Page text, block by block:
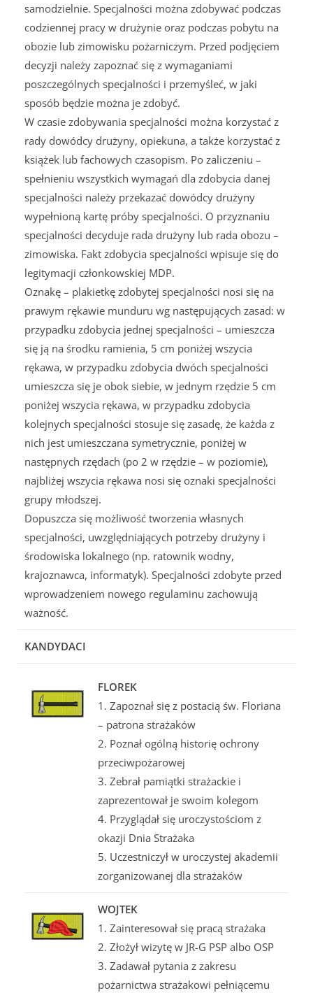
samodzielnie. Specjalności można zdobywać podczas
codziennej pracy w drużynie oraz podczas pobytu na
obozie lub zimowisku pożarniczym. Przed podjęciem
decyzji należy zapoznać się z wymaganiami
poszczególnych specjalności i przemyśleć, w jaki
sposób będzie można je zdobyć.
W czasie zdobywania specjalności można korzystać z
rady dowódcy drużyny, opiekuna, a także korzystać z
książek lub fachowych czasopism. Po zaliczeniu –
spełnieniu wszystkich wymagań dla zdobycia danej
specjalności należy przekazać dowódcy drużyny
wypełnioną kartę próby specjalności. O przyznaniu
specjalności decyduje rada drużyny lub rada obozu –
zimowiska. Fakt zdobycia specjalności wpisuje się do
legitymacji członkowskiej MDP.
Oznakę – plakietkę zdobytej specjalności nosi się na
prawym rękawie munduru wg następujących zasad: w
przypadku zdobycia jednej specjalności – umieszcza
się ją na środku ramienia, 5 cm poniżej wszycia
rękawa, w przypadku zdobycia dwóch specjalności
umieszcza się je obok siebie, w jednym rzędzie 5 cm
poniżej wszycia rękawa, w przypadku zdobycia
kolejnych specjalności stosuje się zasadę, że każda z
nich jest umieszczana symetrycznie, poniżej w
następnych rzędach (po 2 w rzędzie – w poziomie),
najbliżej wszycia rękawa nosi się oznaki specjalności
grupy młodszej.
Dopuszcza się możliwość tworzenia własnych
specjalności, uwzględniających potrzeby drużyny i
środowiska lokalnego (np. ratownik wodny,
krajoznawca, informatyk). Specjalności zdobyte przed
wprowadzeniem nowego regulaminu zachowują
ważność.
KANDYDACI
FLOREK
1. Zapoznał się z postacią św. Floriana
– patrona strażaków
2. Poznał ogólną historię ochrony
przeciwpożarowej
3. Zebrał pamiątki strażackie i
zaprezentował je swoim kolegom
4. Przyglądał się uroczystościom z
okazji Dnia Strażaka
5. Uczestniczył w uroczystej akademii
zorganizowanej dla strażaków
WOJTEK
1. Zainteresował się pracą strażaka
2. Złożył wizytę w JR-G PSP albo OSP
3. Zadawał pytania z zakresu
pożarnictwa strażakowi pełniącemu